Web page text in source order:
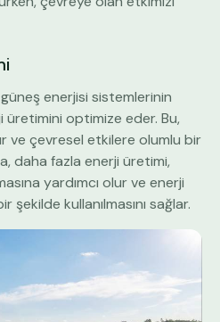
enerjisi sistemlerinin
üretimini optimize eder. Bu,
ve çevresel etkilere olumlu bir
daha fazla enerji üretimi,
yardımcı olur ve enerji
şekilde kullanılmasını sağlar.